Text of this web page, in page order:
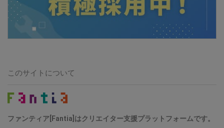
このサイトについて
ファンティア[Fantia]はクリエイター支援プラットフォームです。